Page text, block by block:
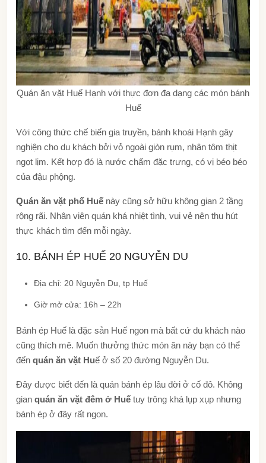
Quán ăn vặt Huế Hạnh với thực đơn đa dạng các món bánh
Huế
Với công thức chế biến gia truyền, bánh khoái Hạnh gây
nghiện cho du khách bởi vỏ ngoài giòn rụm, nhân tôm thịt
ngọt lịm. Kết hợp đó là nước chấm đặc trưng, có vị béo béo
của đậu phộng.
Quán ăn vặt phố Huế này cũng sở hữu không gian 2 tầng
rộng rãi. Nhân viên quán khá nhiệt tình, vui vẻ nên thu hút
thực khách tìm đến mỗi ngày.
10. BÁNH ÉP HUẾ 20 NGUYỄN DU
Địa chỉ: 20 Nguyễn Du, tp Huế
Giờ mở cửa: 16h – 22h
Bánh ép Huế là đặc sản Huế ngon mà bất cứ du khách nào
cũng thích mê. Muốn thưởng thức món ăn này bạn có thể
đến quán ăn vặt Huế ở số 20 đường Nguyễn Du.
Đây được biết đến là quán bánh ép lâu đời ở cố đô. Không
gian quán ăn vặt đêm ở Huế tuy trông khá lụp xụp nhưng
bánh ép ở đây rất ngon.